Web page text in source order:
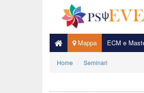
Mappa ECM e
Home Seminari